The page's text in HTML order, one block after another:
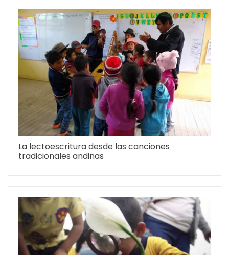
La lectoescritura desde las canciones
tradicionales andinas